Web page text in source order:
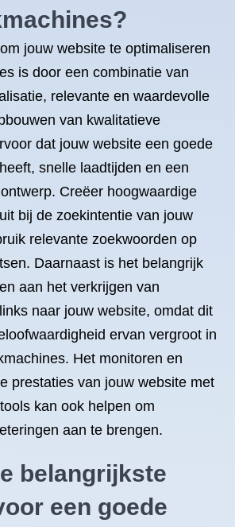
jouw website te optimaliseren
is door een combinatie van
relevante en waardevolle
van kwalitatieve
dat jouw website een goede
snelle laadtijden en een
Creëer hoogwaardige
bij de zoekintentie van jouw
relevante zoekwoorden op
Daarnaast is het belangrijk
aan het verkrijgen van
naar jouw website, omdat dit
ervan vergroot in
Het monitoren en
prestaties van jouw website met
kan ook helpen om
aan te brengen.
belangrijkste
een goede